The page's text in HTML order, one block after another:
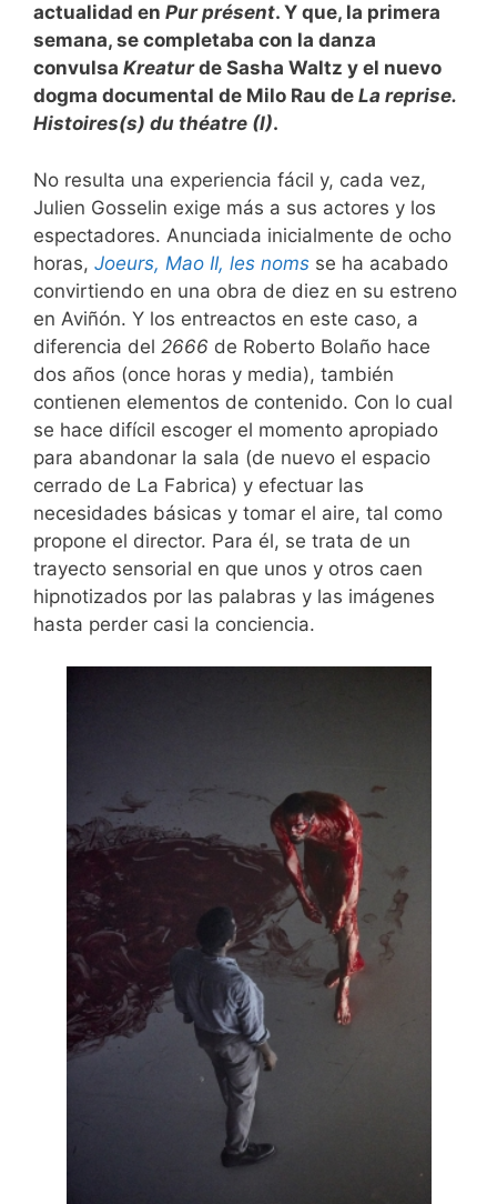
actualidad en Pur présent. Y que, la primera
semana, se completaba con la danza
convulsa Kreaturde Sasha Waltz y el nuevo
dogma documental de Milo Rau de La reprise.
Histoires(s) du théatre (I).
No resulta una experiencia fácil y, cada vez,
Julien Gosselin exige más a sus actores y los
espectadores. Anunciada inicialmente de ocho
horas, Joeurs, Mao II, les noms se ha acabado
convirtiendo en una obra de diez en su estreno
en Aviñón. Y los entreactos en este caso, a
diferencia del 2666 de Roberto Bolaño hace
dos años (once horas y media), también
contienen elementos de contenido. Con lo cual
se hace difícil escoger el momento apropiado
para abandonar la sala (de nuevo el espacio
cerrado de La Fabrica) y efectuar las
necesidades básicas y tomar el aire, tal como
propone el director. Para él, se trata de un
trayecto sensorial en que unos y otros caen
hipnotizados por las palabras y las imágenes
hasta perder casi la conciencia.